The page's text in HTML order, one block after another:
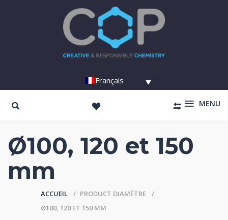
Français
MENU
Ø100, 120 et 150
mm
ACCUEIL
PRODUCT DIAMÈTRE
Ø100, 120 ET 150 MM